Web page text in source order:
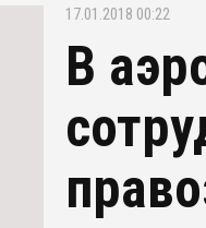
17.01.2018 00:22
В